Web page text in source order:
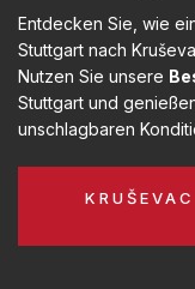
Entdecken Sie, wie
Stuttgart nach
Nutzen Sie unsere
Stuttgart und
unschlagbaren